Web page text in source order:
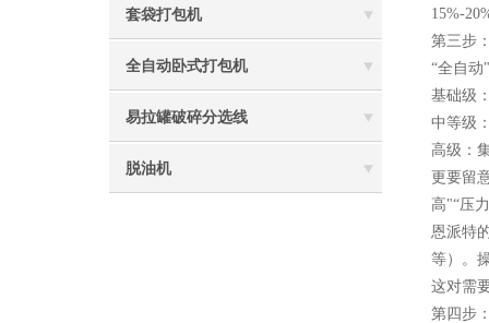
套袋打包机
全自动卧式打包机
易拉罐破碎分选线
脱油机
15%-
第三步
“全自动
基础级
中等级
高级：
更要留
高"“压
恩派特
等）。
这对需
第四步